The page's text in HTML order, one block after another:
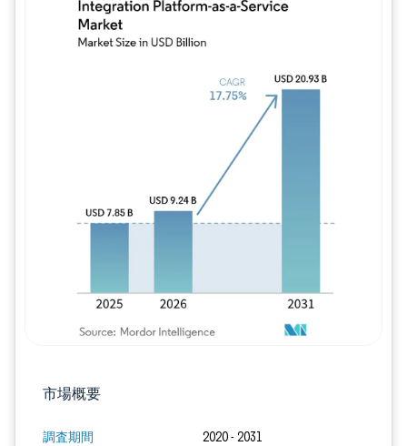
市場概要
調査期間 2020 - 2031
画像 © Mordor Intelligence。再利用には